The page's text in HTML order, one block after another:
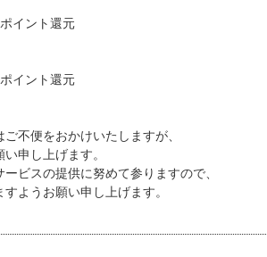
イント還元
イント還元
不便をおかけいたしますが、
申し上げます。
ビスの提供に努めて参りますので、
ようお願い申し上げます。